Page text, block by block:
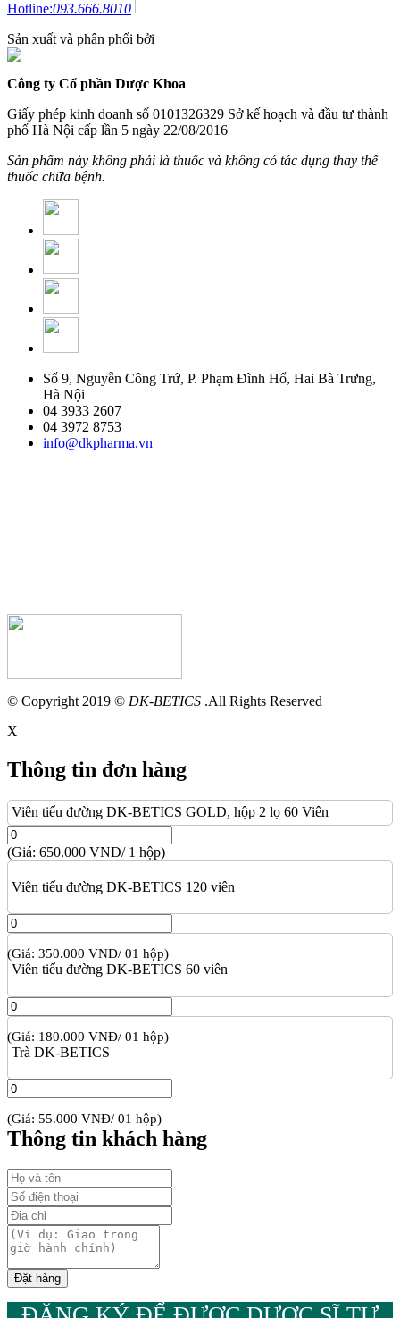
Hotline:093.666.8010
Sản xuất và phân phối bởi
Công ty Cổ phần Dược Khoa
Giấy phép kinh doanh số 0101326329 Sở kế hoạch và đầu tư thành
phố Hà Nội cấp lần 5 ngày 22/08/2016
Sản phẩm này không phải là thuốc và không có tác dụng thay thế
thuốc chữa bệnh.
Số 9, Nguyễn Công Trứ, P. Phạm Đình Hổ, Hai Bà Trưng,
Hà Nội
04 3933 2607
04 3972 8753
info@dkpharma.vn
© Copyright 2019 © DK-BETICS .All Rights Reserved
X
Thông tin đơn hàng
Viên tiểu đường DK-BETICS GOLD, hộp 2 lọ 60 Viên
(Giá: 650.000 VNĐ/ 1 hộp)
Viên tiểu đường DK-BETICS 120 viên
(Giá: 350.000 VNĐ/ 01 hộp)
Viên tiểu đường DK-BETICS 60 viên
(Giá: 180.000 VNĐ/ 01 hộp)
Trà DK-BETICS
(Giá: 55.000 VNĐ/ 01 hộp)
Thông tin khách hàng